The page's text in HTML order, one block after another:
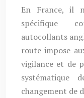
En France, il
spécifique
autocollants
route impose
vigilance et de
systématique
changement de